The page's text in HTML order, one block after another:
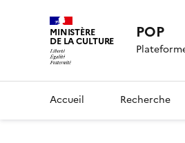
MINISTÈRE
DE LA CULTURE POP
Accueil Recherche